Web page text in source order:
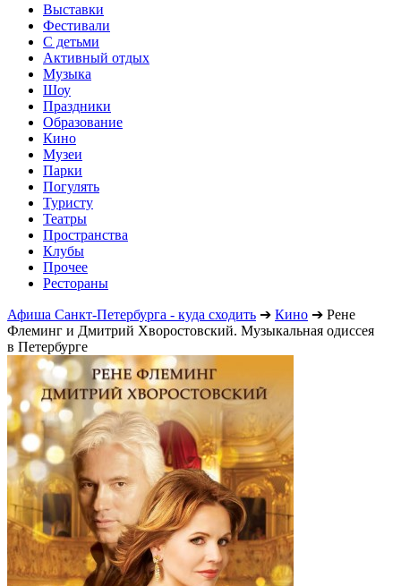
Выставки
Фестивали
С детьми
Активный отдых
Музыка
Шоу
Праздники
Образование
Кино
Музеи
Парки
Погулять
Туристу
Театры
Пространства
Клубы
Прочее
Рестораны
Афиша Санкт-Петербурга - куда сходить ➔ Кино ➔ Рене
Флеминг и Дмитрий Хворостовский. Музыкальная одиссея
в Петербурге